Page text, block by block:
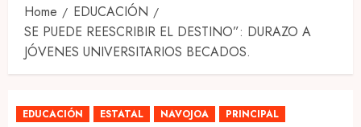
Home
EDUCACIÓN
SE PUEDE REESCRIBIR EL DESTINO”: DURAZO A
JÓVENES UNIVERSITARIOS BECADOS.
EDUCACIÓN ESTATAL NAVOJOA PRINCIPAL